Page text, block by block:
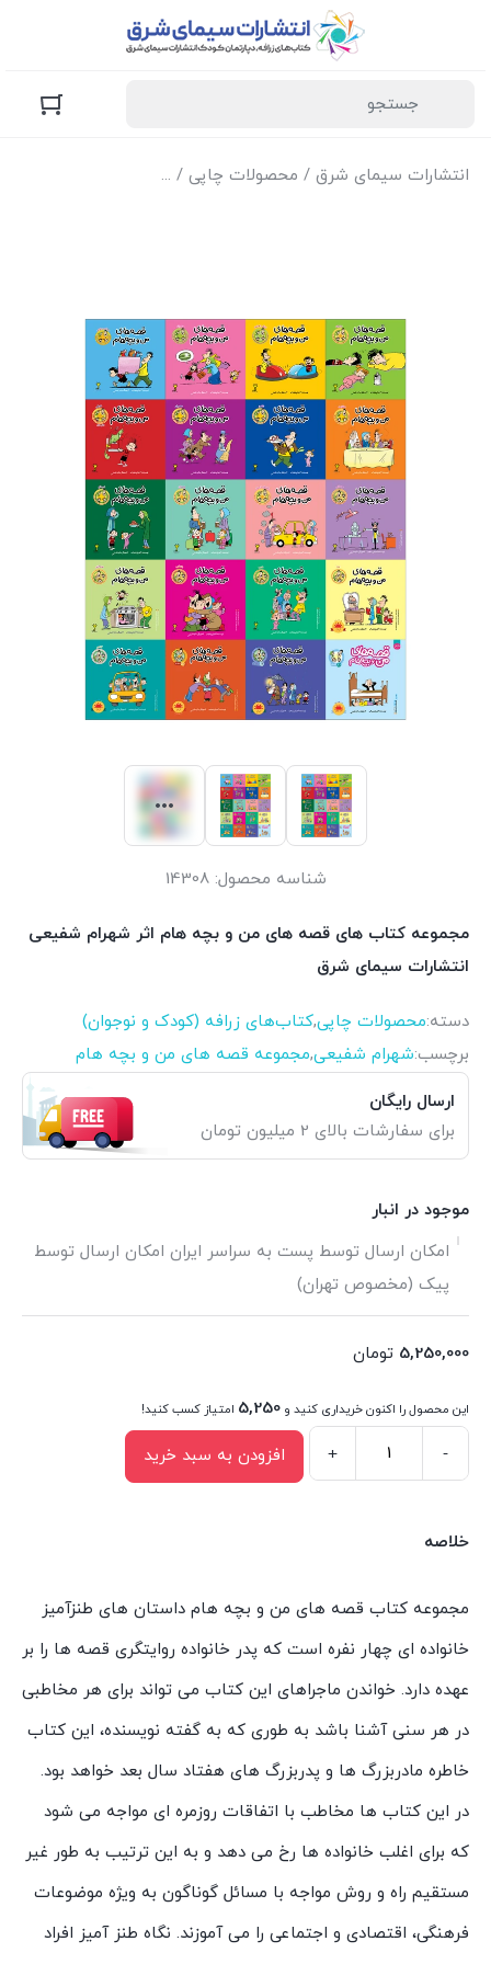
انتشارات سیمای شرق / محصولات چاپی / کتاب‌های زرافه (کودک
شناسه محصول:14308
مجموعه کتاب های قصه های من و بچه هام اثر شهرام شفیعی
انتشارات سیمای شرق
دسته:محصولات چاپی,کتاب‌های زرافه (کودک و نوجوان)
برچسب:شهرام شفیعی,مجموعه قصه های من و بچه هام
ارسال رایگان
برای سفارشات بالای 2 میلیون تومان
موجود در انبار
امکان ارسال توسط پست به سراسر ایران امکان ارسال توسط
پیک (مخصوص تهران)
5,250,000 تومان
این محصول را اکنون خریداری کنید و 5,250 امتیاز کسب کنید!
های
بچه
هام
اثر
شفیعی
انتشارات
سیمای
شرق
-
+ افزودن به سبد خرید
خلاصه
مجموعه کتاب قصه های من و بچه هام داستان های طنزآمیز
خانواده ای چهار نفره است که پدر خانواده روایتگری قصه ها را بر
عهده دارد. خواندن ماجراهای این کتاب می تواند برای هر مخاطبی
در هر سنی آشنا باشد به طوری که به گفته نویسنده، این کتاب
خاطره مادربزرگ ها و پدربزرگ های هفتاد سال بعد خواهد بود.
در این کتاب ها مخاطب با اتفاقات روزمره ای مواجه می شود
که برای اغلب خانواده ها رخ می دهد و به این ترتیب به طور غیر
مستقیم راه و روش مواجه با مسائل گوناگون به ویژه موضوعات
فرهنگی، اقتصادی و اجتماعی را می آموزند. نگاه طنز آمیز افراد